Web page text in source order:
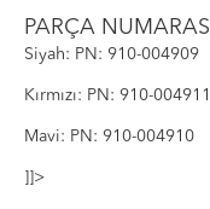
PARÇA NUMARASI
Siyah: PN: 910-004909
Kırmızı: PN: 910-004911
Mavi: PN: 910-004910
]]>